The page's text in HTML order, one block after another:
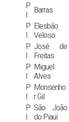
P
I
Barras
P
I
Elesbão
Veloso
P
I
José de
Freitas
P
I
Miguel
Alves
P
I
Monsenho
r Gil
P
I
São João
do Piauí